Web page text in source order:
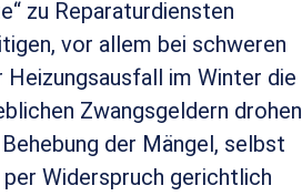
zu Reparaturdiensten
vor allem bei schweren
im Winter die
Zwangsgeldern drohen
der Mängel, selbst
Widerspruch gerichtlich